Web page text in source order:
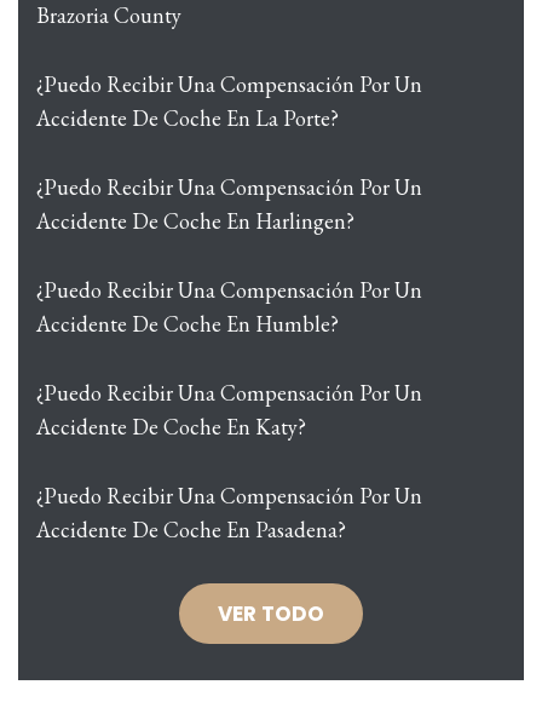
Brazoria County
¿Puedo Recibir Una Compensación Por Un
Accidente De Coche En La Porte?
¿Puedo Recibir Una Compensación Por Un
Accidente De Coche En Harlingen?
¿Puedo Recibir Una Compensación Por Un
Accidente De Coche En Humble?
¿Puedo Recibir Una Compensación Por Un
Accidente De Coche En Katy?
¿Puedo Recibir Una Compensación Por Un
Accidente De Coche En Pasadena?
VER TODO